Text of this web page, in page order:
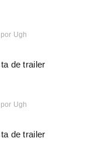
por Ugh
de trailer
por Ugh
de trailer